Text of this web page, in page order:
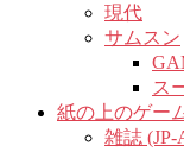
現代
サムスン
ス
紙の上のゲー
雑誌 (JP-